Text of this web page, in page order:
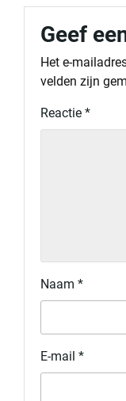
Geef
Het e-
velden zijn
Reactie *
Naam *
E-mail *